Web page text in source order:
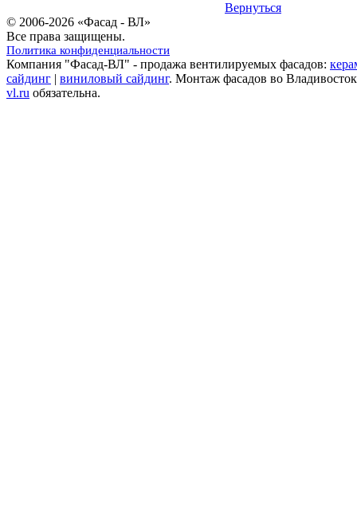
Вернуться
© 2006-2026 «Фасад - ВЛ»
Все права защищены.
Политика конфиденциальности
Компания "Фасад-ВЛ" - продажа вентилируемых фасадов:
сайдинг | виниловый сайдинг. Монтаж фасадов во
vl.ru обязательна.